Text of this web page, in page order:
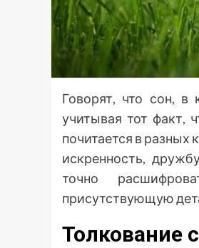
Говорят, что сон,
учитывая тот факт,
почитается в разных
искренность,
точно
присутствующую
Толкование